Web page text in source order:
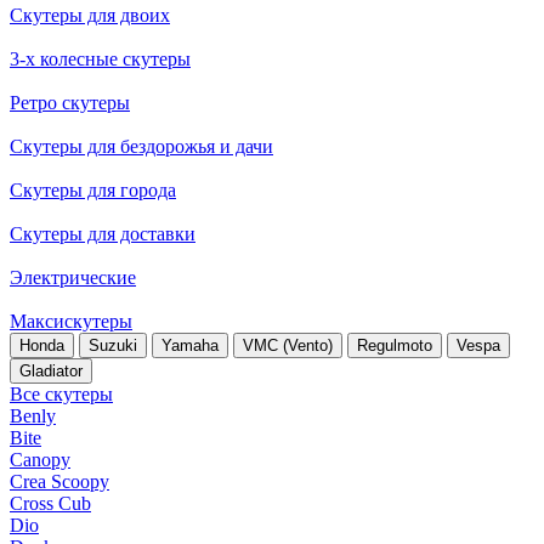
Скутеры для двоих
3-х колесные скутеры
Ретро скутеры
Скутеры для бездорожья и дачи
Скутеры для города
Скутеры для доставки
Электрические
Максискутеры
Honda Suzuki Yamaha VMC (Vento) Regulmoto
Vespa
Gladiator
Все скутеры
Benly
Bite
Canopy
Crea Scoopy
Cross Cub
Dio